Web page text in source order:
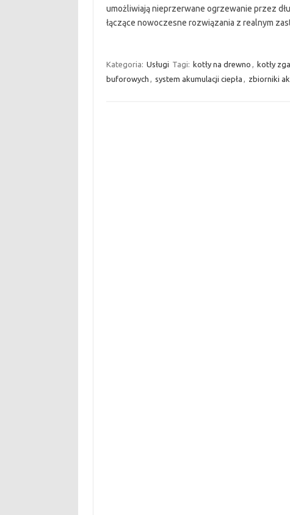
umożliwiają nieprzerwane ogrzewanie przez
łączące nowoczesne rozwiązania z realnym
Kategoria: Usługi Tagi: kotły na drewno , kotły
buforowych , system akumulacji ciepła , zbiorniki